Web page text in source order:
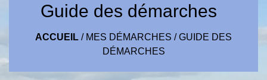
Guide des démarches
ACCUEIL / MES DÉMARCHES /GUIDE DES
DÉMARCHES